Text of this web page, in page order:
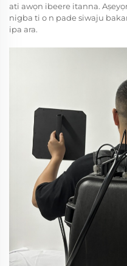
ati awọn ibeere itanna.
nigba ti o n pade siwaju
ipa ara.